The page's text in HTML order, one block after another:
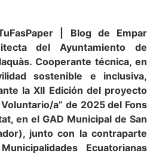
| Blog de Empar
del Ayuntamiento de
Cooperante técnica, en
sostenible e inclusiva,
la XII Edición del proyecto
a” de 2025 del Fons
en el GAD Municipal de San
junto con la contraparte
Ecuatorianas